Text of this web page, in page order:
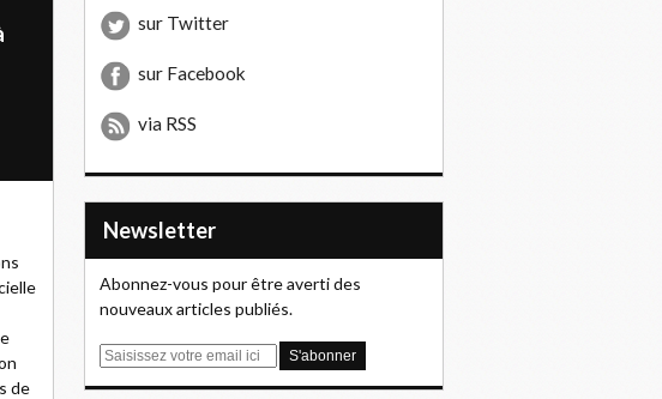
de
sur Twitter
sur Facebook
via RSS
Newsletter
Abonnez-vous pour être averti des
nouveaux articles publiés.
E